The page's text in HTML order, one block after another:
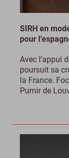
SIRH en
pour
Avec l’appui
poursuit sa
la France.
Pumir de